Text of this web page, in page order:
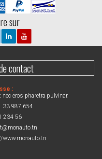
sur
contact
:
eros pharetra pulvinar.
33 987 654
234 56
www.monauto.tn